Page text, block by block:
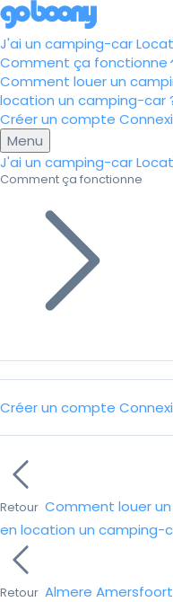
J'ai un camping-car
Comment ça fonctionne
Comment louer un
location un camping-car
Créer un compte
Menu
J'ai un camping-car
Comment ça fonctionne
Créer un compte
Retour Comment louer
en location un camping-
Retour Almere Amersfoort